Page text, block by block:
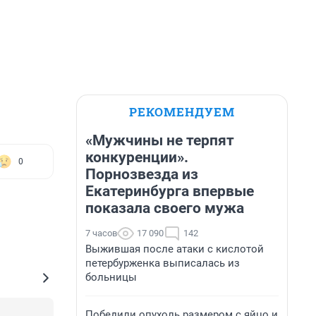
0
РЕКОМЕНДУЕМ
«Мужчины не терпят
конкуренции».
Порнозвезда из
Екатеринбурга впервые
показала своего мужа
7 часов 17 090 142
Выжившая после атаки с кислотой
петербурженка выписалась из
больницы